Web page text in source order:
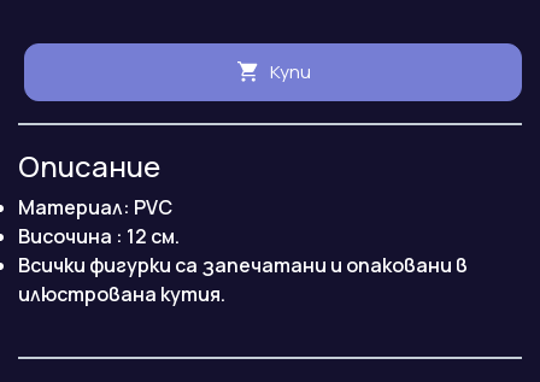
Купи
Описание
Материал: PVC
Височина : 12 см.
Всички фигурки са запечатани и опаковани в
илюстрована кутия.